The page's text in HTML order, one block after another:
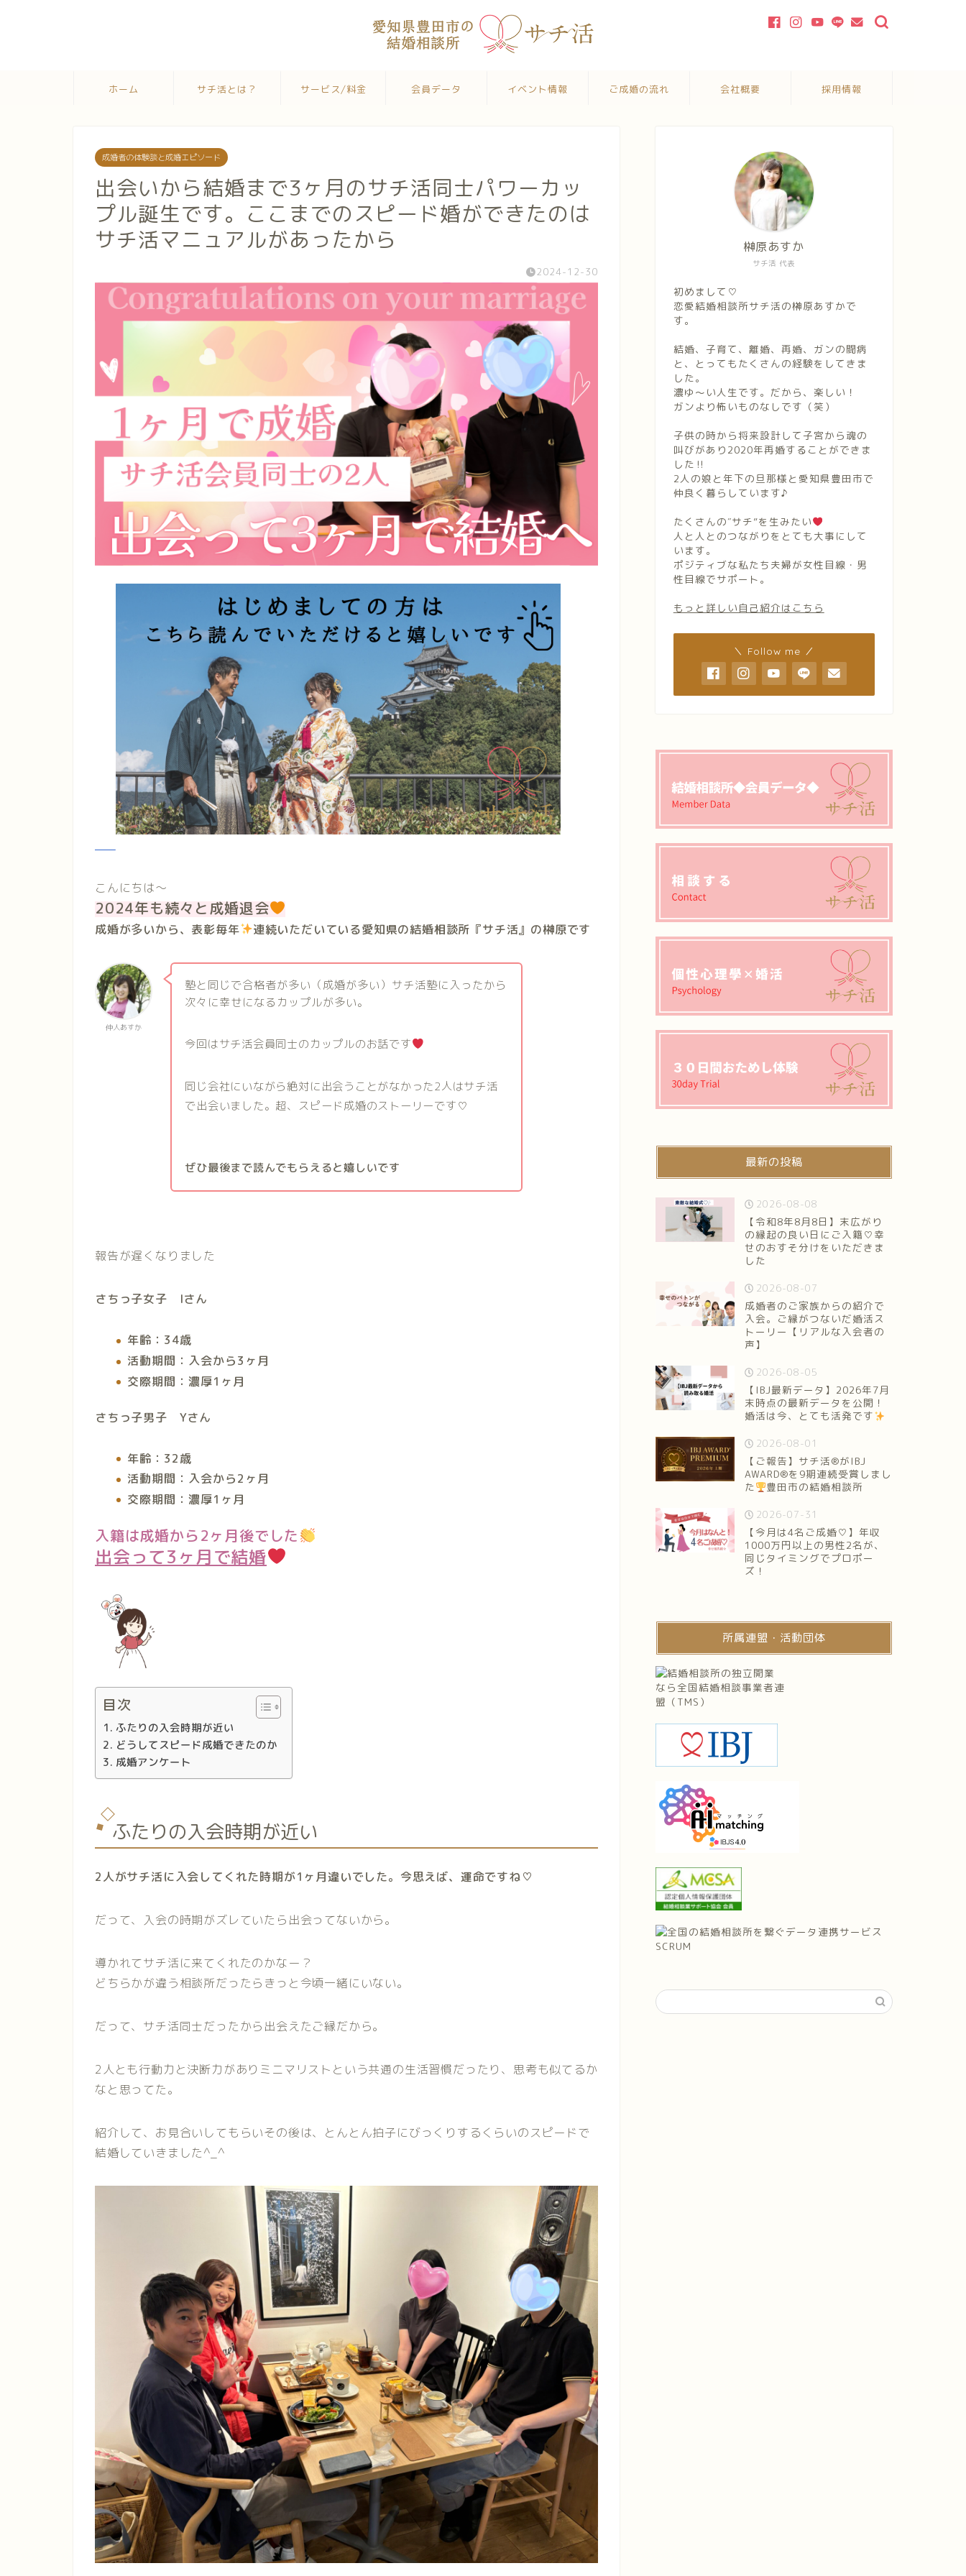
ホーム サチ活とは？ サービス/料金 会員データ イベント情報 ご成婚の流れ 会社概要 採用情報
成婚者の体験談と成婚エピソード
出会いから結婚まで3ヶ月のサチ活同士パワーカッ
プル誕生です。ここまでのスピード婚ができたのは
サチ活マニュアルがあったから
2024-12-30
こんにちは〜
2024年も続々と成婚退会
成婚が多いから、表彰毎年 連続いただいている愛知県の結婚相談所『サチ活』の榊原です
仲人あすか
塾と同じで合格者が多い（成婚が多い）サチ活塾に入ったから
次々に幸せになるカップルが多い。
今回はサチ活会員同士のカップルのお話です
同じ会社にいながら絶対に出会うことがなかった2人はサチ活
で出会いました。超、スピード成婚のストーリーです♡
ぜひ最後まで読んでもらえると嬉しいです
報告が遅くなりました
さちっ子女子 Iさん
年齢：34歳
活動期間：入会から3ヶ月
交際期間：濃厚1ヶ月
さちっ子男子 Yさん
年齢：32歳
活動期間：入会から2ヶ月
交際期間：濃厚1ヶ月
入籍は成婚から2ヶ月後でした
出会って3ヶ月で結婚
目次
ふたりの入会時期が近い
どうしてスピード成婚できたのか
成婚アンケート
ふたりの入会時期が近い
2人がサチ活に入会してくれた時期が1ヶ月違いでした。今思えば、運命ですね♡
だって、入会の時期がズレていたら出会ってないから。
導かれてサチ活に来てくれたのかなー？
どちらかが違う相談所だったらきっと今頃一緒にいない。
だって、サチ活同士だったから出会えたご縁だから。
2人とも行動力と決断力がありミニマリストという共通の生活習慣だったり、思考も似てるか
なと思ってた。
紹介して、お見合いしてもらいその後は、とんとん拍子にびっくりするくらいのスピードで
結婚していきました^_^
サチ活 代表
榊原あすか
初めまして♡
恋愛結婚相談所サチ活の榊原あすかで
す。
結婚、子育て、離婚、再婚、ガンの闘病
と、とってもたくさんの経験をしてきま
した。
濃ゆ〜い人生です。だから、楽しい！
ガンより怖いものなしです（笑）
子供の時から将来設計して子宮から魂の
叫びがあり2020年再婚することができま
した‼︎
2人の娘と年下の旦那様と愛知県豊田市で
仲良く暮らしています♪
たくさんの″サチ”を生みたい
人と人とのつながりをとても大事にして
います。
ポジティブな私たち夫婦が女性目線・男
性目線でサポート。
もっと詳しい自己紹介はこちら
＼ Follow me ／
最新の投稿
2026-08-08
【令和8年8月8日】末広がり
の縁起の良い日にご入籍♡幸
せのおすそ分けをいただきま
した
2026-08-07
成婚者のご家族からの紹介で
入会。ご縁がつないだ婚活ス
トーリー【リアルな入会者の
声】
2026-08-05
【IBJ最新データ】2026年7月
末時点の最新データを公開！
婚活は今、とても活発です
2026-08-01
【ご報告】サチ活®がIBJ
AWARD®を9期連続受賞しまし
た
豊田市の結婚相談所
2026-07-31
【今月は4名ご成婚♡】年収
1000万円以上の男性2名が、
同じタイミングでプロポー
ズ！
所属連盟・活動団体